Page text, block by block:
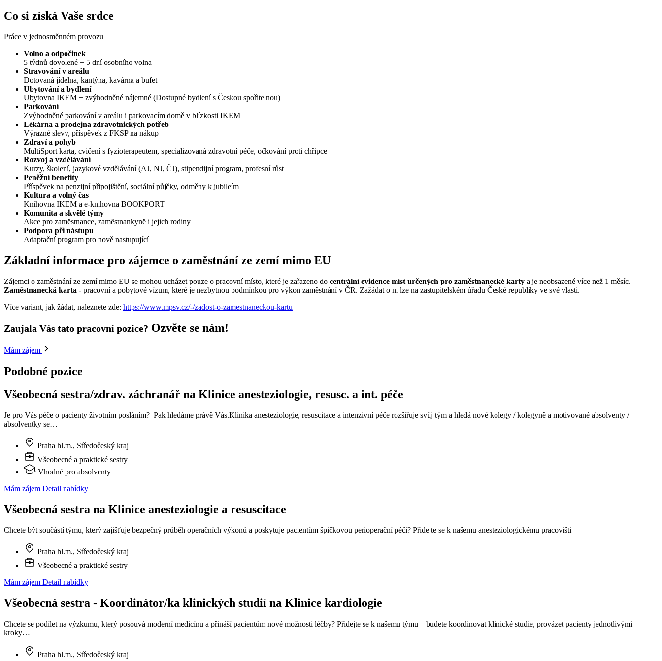
Co si získá Vaše srdce
Práce v jednosměnném provozu
Volno a odpočinek
5 týdnů dovolené + 5 dní osobního volna
Stravování v areálu
Dotovaná jídelna, kantýna, kavárna a bufet
Ubytování a bydlení
Ubytovna IKEM + zvýhodněné nájemné (Dostupné bydlení s Českou spořitelnou)
Parkování
Zvýhodněné parkování v areálu i parkovacím domě v blízkosti IKEM
Lékárna a prodejna zdravotnických potřeb
Výrazné slevy, příspěvek z FKSP na nákup
Zdraví a pohyb
MultiSport karta, cvičení s fyzioterapeutem, specializovaná zdravotní péče, očkování proti chřipce
Rozvoj a vzdělávání
Kurzy, školení, jazykové vzdělávání (AJ, NJ, ČJ), stipendijní program, profesní růst
Peněžní benefity
Příspěvek na penzijní připojištění, sociální půjčky, odměny k jubileím
Kultura a volný čas
Knihovna IKEM a e-knihovna BOOKPORT
Komunita a skvělé týmy
Akce pro zaměstnance, zaměstnankyně i jejich rodiny
Podpora při nástupu
Adaptační program pro nově nastupující
Základní informace pro zájemce o zaměstnání ze zemí mimo EU
Zájemci o zaměstnání ze zemí mimo EU se mohou ucházet pouze o pracovní místo, které je zařazeno do centrální evidence míst určených pro zaměstnanecké karty a je neobsazené více než 1 měsíc.
Zaměstnanecká karta - pracovní a pobytové vízum, které je nezbytnou podmínkou pro výkon zaměstnání v ČR. Zažádat o ni lze na zastupitelském úřadu České republiky ve své vlasti.
Více variant, jak žádat, naleznete zde: https://www.mpsv.cz/-/zadost-o-zamestnaneckou-kartu
Zaujala Vás tato pracovní pozice? Ozvěte se nám!
Mám zájem
Podobné pozice
Všeobecná sestra/zdrav. záchranář na Klinice anesteziologie, resusc. a int. péče
Je pro Vás péče o pacienty životním posláním? Pak hledáme právě Vás.Klinika anesteziologie, resuscitace a intenzivní péče rozšiřuje svůj tým a hledá nové kolegy / kolegyně a motivované absolventy /
absolventky se…
Praha hl.m., Středočeský kraj
Všeobecné a praktické sestry
Vhodné pro absolventy
Mám zájem Detail nabídky
Všeobecná sestra na Klinice anesteziologie a resuscitace
Chcete být součástí týmu, který zajišťuje bezpečný průběh operačních výkonů a poskytuje pacientům špičkovou perioperační péči? Přidejte se k našemu anesteziologickému pracovišti
Praha hl.m., Středočeský kraj
Všeobecné a praktické sestry
Mám zájem Detail nabídky
Všeobecná sestra - Koordinátor/ka klinických studií na Klinice kardiologie
Chcete se podílet na výzkumu, který posouvá moderní medicínu a přináší pacientům nové možnosti léčby? Přidejte se k našemu týmu – budete koordinovat klinické studie, provázet pacienty jednotlivými
kroky…
Praha hl.m., Středočeský kraj